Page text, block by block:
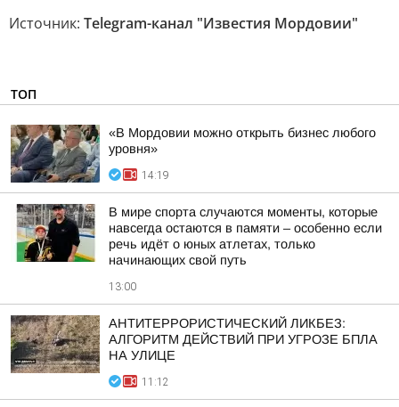
Источник: Telegram-канал "Известия Мордовии"
ТОП
«В Мордовии можно открыть бизнес любого
уровня»
14:19
В мире спорта случаются моменты, которые
навсегда остаются в памяти – особенно если
речь идёт о юных атлетах, только
начинающих свой путь
13:00
АНТИТЕРРОРИСТИЧЕСКИЙ ЛИКБЕЗ:
АЛГОРИТМ ДЕЙСТВИЙ ПРИ УГРОЗЕ БПЛА
НА УЛИЦЕ
11:12